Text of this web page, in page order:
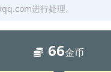
进行处理。
66金币